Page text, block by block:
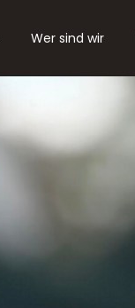
Wer sind wir